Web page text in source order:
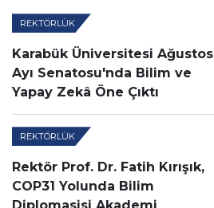
REKTÖRLÜK
Karabük Üniversitesi Ağustos
Ayı Senatosu'nda Bilim ve
Yapay Zekâ Öne Çıktı
REKTÖRLÜK
Rektör Prof. Dr. Fatih Kırışık,
COP31 Yolunda Bilim